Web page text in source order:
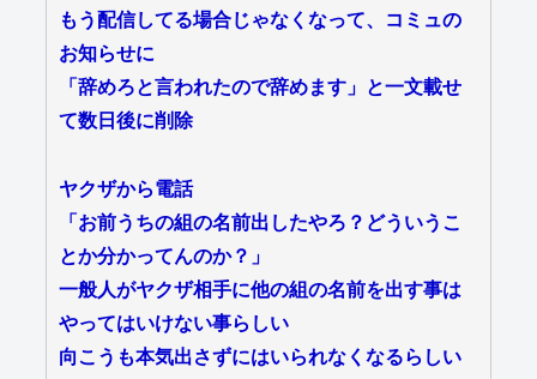
もう配信してる場合じゃなくなって、コミュの
お知らせに
「辞めろと言われたので辞めます」と一文載せ
て数日後に削除
ヤクザから電話
「お前うちの組の名前出したやろ？どういうこ
とか分かってんのか？」
一般人がヤクザ相手に他の組の名前を出す事は
やってはいけない事らしい
向こうも本気出さずにはいられなくなるらしい